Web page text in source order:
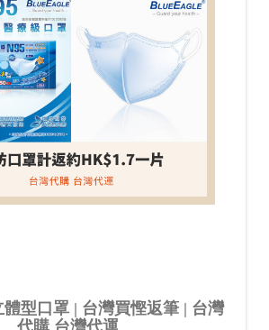
體型口罩 | 台灣買慳返筆 | 台灣
代購 台灣代運